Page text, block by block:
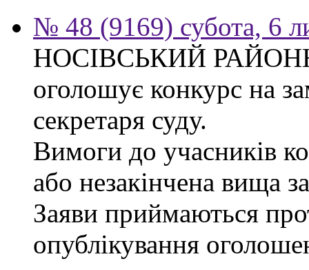
№ 48 (9169) субота, 6
НОСІВСЬКИЙ
оголошує конкурс на
секретаря суду.
Вимоги до учасників
або незакінчена вища
Заяви приймаються
опублікування